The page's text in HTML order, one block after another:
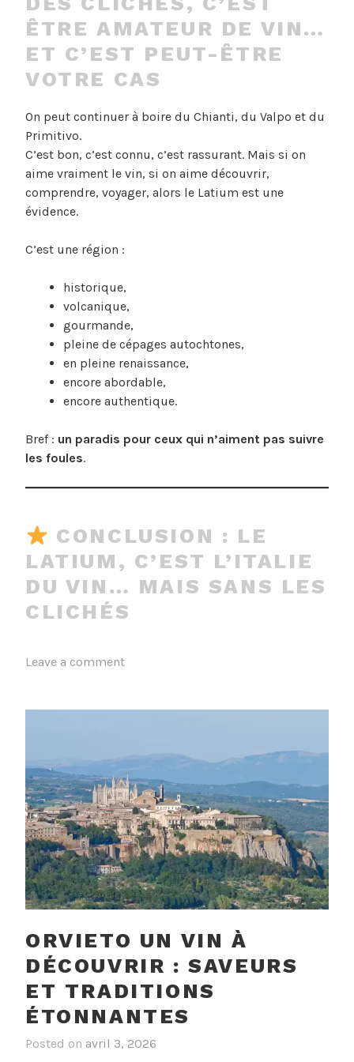
ÊTRE AMATEUR DE VIN…
ET C’EST PEUT-ÊTRE
VOTRE CAS
On peut continuer à boire du Chianti, du Valpo et du
Primitivo.
C’est bon, c’est connu, c’est rassurant. Mais si on
aime vraiment le vin, si on aime découvrir,
comprendre, voyager, alors le Latium est une
évidence.
C’est une région :
historique,
volcanique,
gourmande,
pleine de cépages autochtones,
en pleine renaissance,
encore abordable,
encore authentique.
Bref : un paradis pour ceux qui n’aiment pas suivre
les foules.
CONCLUSION : LE
LATIUM, C’EST L’ITALIE
DU VIN… MAIS SANS LES
CLICHÉS
Leave a comment
ORVIETO UN VIN À
DÉCOUVRIR : SAVEURS
ET TRADITIONS
ÉTONNANTES
Posted on avril 3, 2026